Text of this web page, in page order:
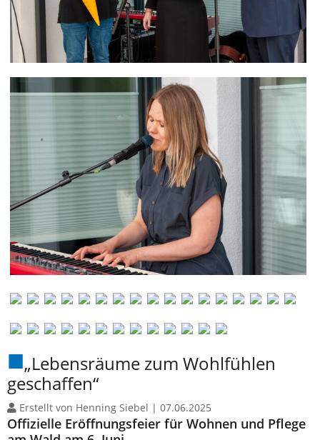
„Lebensräume zum Wohlfühlen
geschaffen“
Erstellt von Henning Siebel | 07.06.2025
Offizielle Eröffnungsfeier für Wohnen und Pflege